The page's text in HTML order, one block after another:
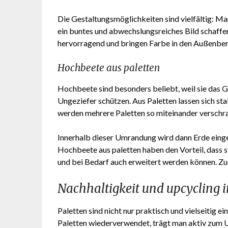
Die Gestaltungsmöglichkeiten sind vielfältig:
ein buntes und abwechslungsreiches Bild
hervorragend und bringen Farbe in den
Hochbeete aus paletten
Hochbeete sind besonders beliebt, weil sie das
Ungeziefer schützen. Aus Paletten lassen sich
werden mehrere Paletten so miteinander
Innerhalb dieser Umrandung wird dann Erde
Hochbeete aus paletten haben den Vorteil, dass
und bei Bedarf auch erweitert werden können.
Nachhaltigkeit und upcycling
Paletten sind nicht nur praktisch und vielseitig
Paletten wiederverwendet, trägt man aktiv zum